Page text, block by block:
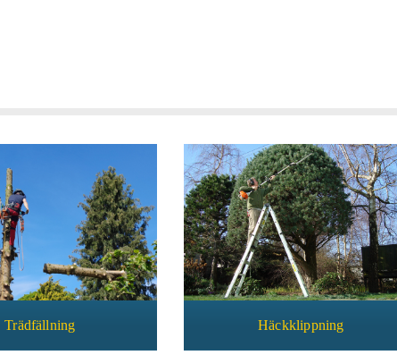
Trädfällning Häckklippning